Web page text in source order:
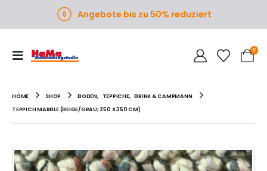
Angebote bis zu 50% reduziert
0
HOME SHOP BODEN, TEPPICHE, BRINK & CAMPMANN
TEPPICH MARBLE (BEIGE/GRAU; 250 X 350 CM)